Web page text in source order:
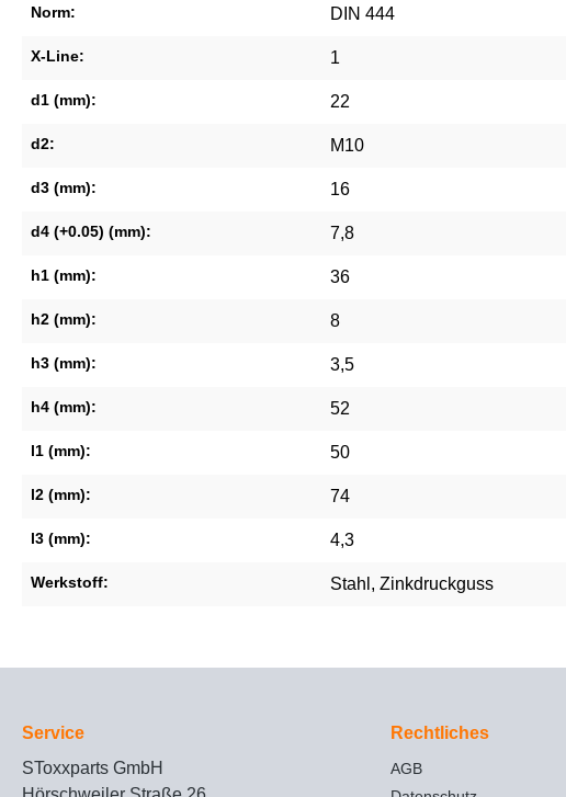
Norm: DIN 444
X-Line: 1
d1 (mm): 22
d2: M10
d3 (mm): 16
d4 (+0.05) (mm): 7,8
h1 (mm): 36
h2 (mm): 8
h3 (mm): 3,5
h4 (mm): 52
l1 (mm): 50
l2 (mm): 74
l3 (mm): 4,3
Werkstoff: Stahl , Zinkdruckguss
Service
SToxxparts GmbH
Rechtliches
AGB